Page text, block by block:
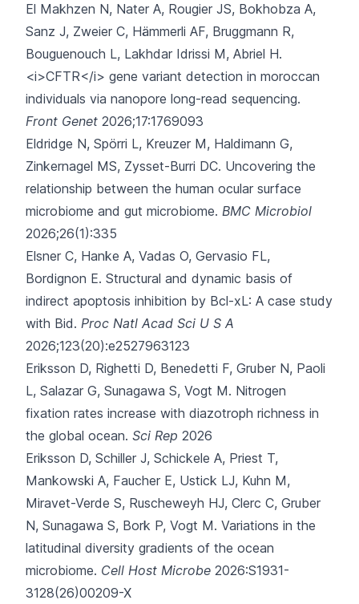
El Makhzen N, Nater A, Rougier JS, Bokhobza A,
Sanz J, Zweier C, Hämmerli AF, Bruggmann R,
Bouguenouch L, Lakhdar Idrissi M, Abriel H.
<i>CFTR</i> gene variant detection in moroccan
individuals via nanopore long-read sequencing.
Front Genet 2026;17:1769093
Eldridge N, Spörri L, Kreuzer M, Haldimann G,
Zinkernagel MS, Zysset-Burri DC. Uncovering the
relationship between the human ocular surface
microbiome and gut microbiome. BMC Microbiol
2026;26(1):335
Elsner C, Hanke A, Vadas O, Gervasio FL,
Bordignon E. Structural and dynamic basis of
indirect apoptosis inhibition by Bcl-xL: A case study
with Bid. Proc Natl Acad Sci U S A
2026;123(20):e2527963123
Eriksson D, Righetti D, Benedetti F, Gruber N, Paoli
L, Salazar G, Sunagawa S, Vogt M. Nitrogen
fixation rates increase with diazotroph richness in
the global ocean. Sci Rep 2026
Eriksson D, Schiller J, Schickele A, Priest T,
Mankowski A, Faucher E, Ustick LJ, Kuhn M,
Miravet-Verde S, Ruscheweyh HJ, Clerc C, Gruber
N, Sunagawa S, Bork P, Vogt M. Variations in the
latitudinal diversity gradients of the ocean
microbiome. Cell Host Microbe 2026:S1931-
3128(26)00209-X